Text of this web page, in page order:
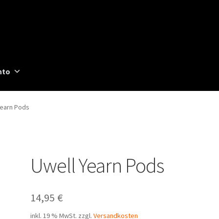
Pods
Uwell Yearn Pods
14,95 €
inkl. 19 % MwSt. zzgl.Versandkosten